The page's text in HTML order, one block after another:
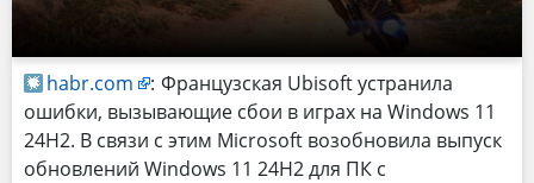
habr.com : Французская Ubisoft устранила
ошибки, вызывающие сбои в играх на Windows 11
24H2. В связи с этим Microsoft возобновила выпуск
обновлений Windows 11 24H2 для ПК с